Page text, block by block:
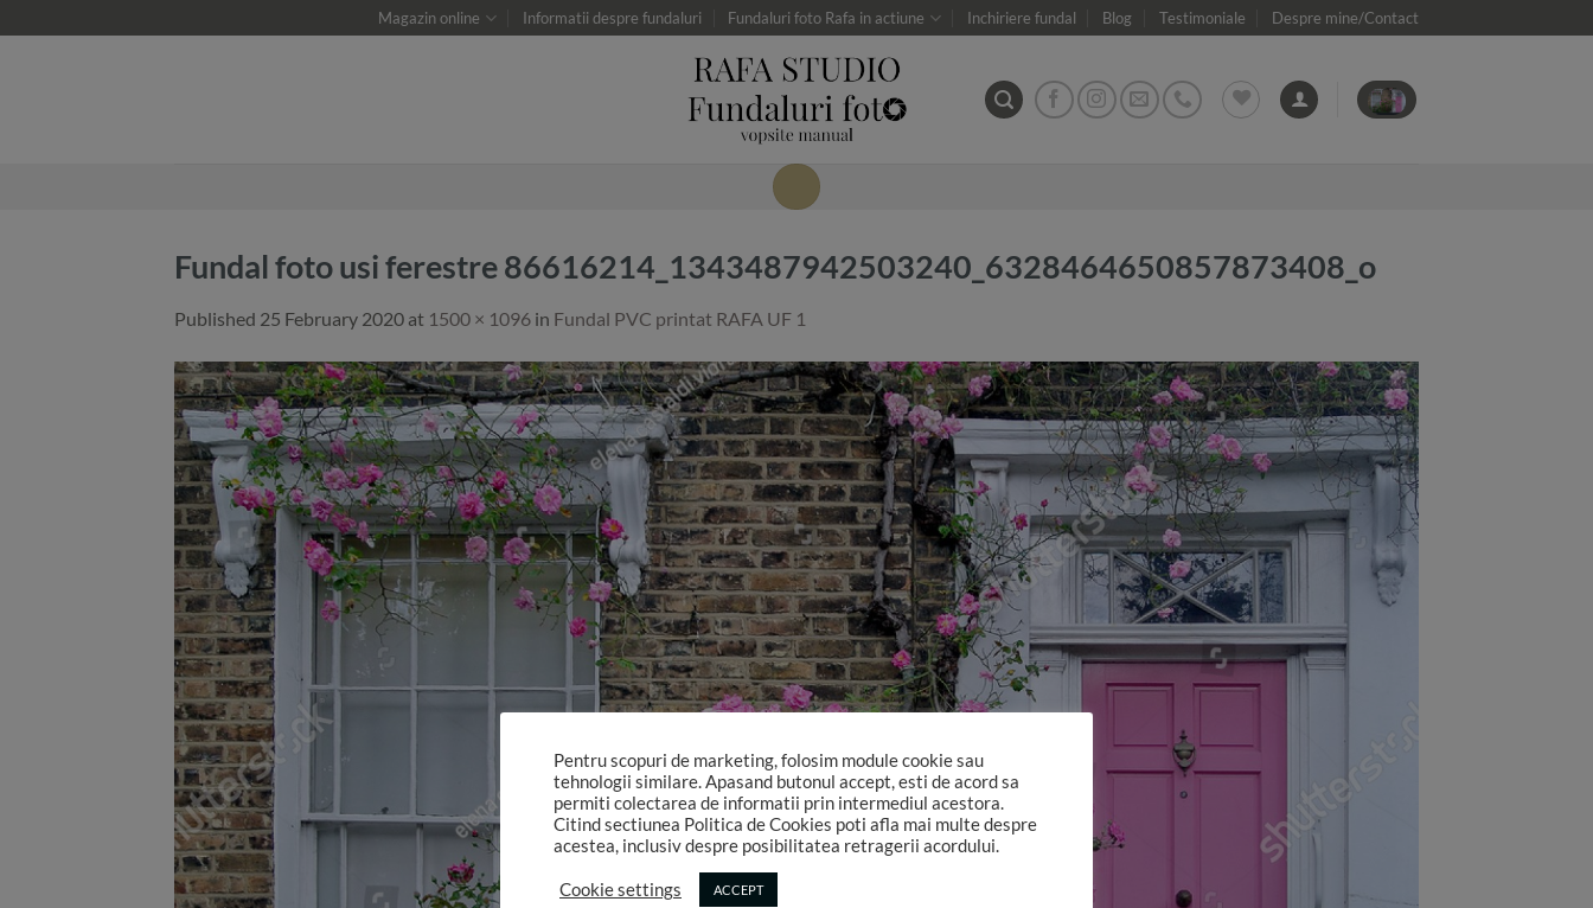
to
Magazin online Informatii despre fundaluri Fundaluri foto Rafa in actiune Inchiriere fundal Blog Testimoniale Despre mine/Contact
Fundal foto usi ferestre 86616214_1343487942503240_6328464650857873408_o
Published 25 February 2020 at 1500 × 1096 in Fundal PVC printat RAFA UF 1
Pentru scopuri de marketing, folosim module cookie sau
tehnologii similare. Apasand butonul accept, esti de acord sa
permiti colectarea de informatii prin intermediul acestora.
Citind sectiunea Politica de Cookies poti afla mai multe despre
acestea, inclusiv despre posibilitatea retragerii acordului.
Cookie settings ACCEPT